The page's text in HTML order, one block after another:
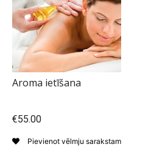
Aroma ietīšana
€55.00
Pievienot vēlmju sarakstam